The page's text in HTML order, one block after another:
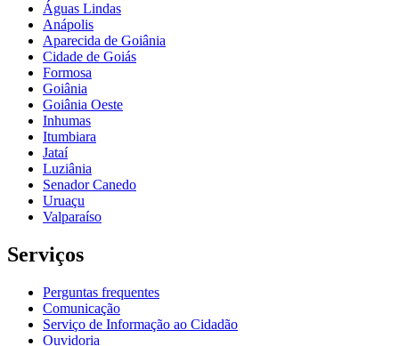
Águas Lindas
Anápolis
Aparecida de Goiânia
Cidade de Goiás
Formosa
Goiânia
Goiânia Oeste
Inhumas
Itumbiara
Jataí
Luziânia
Senador Canedo
Uruaçu
Valparaíso
Serviços
Perguntas frequentes
Comunicação
Serviço de Informação ao Cidadão
Ouvidoria